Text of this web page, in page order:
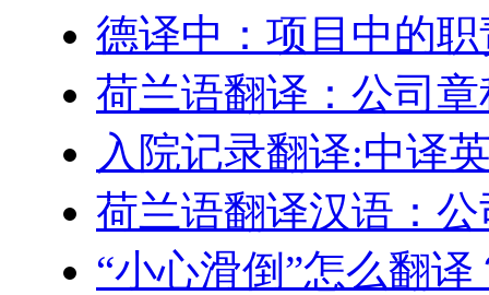
德译中：项目中的
荷兰语翻译：公司
入院记录翻译:中译
荷兰语翻译汉语：
“小心滑倒”怎么翻译